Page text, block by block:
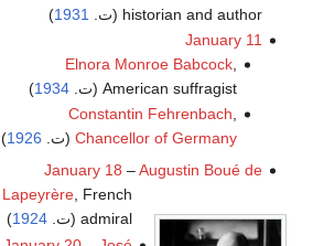
historian and author (ت.
1931
)
January 11
Elnora Monroe Babcock
American suffragist (ت.
1934
)
Constantin Fehrenbach,
Chancellor of Germany(ت. 1926
)
January 18 –Augustin Boué de
Lapeyrère, French
admiral (ت.
1924
)